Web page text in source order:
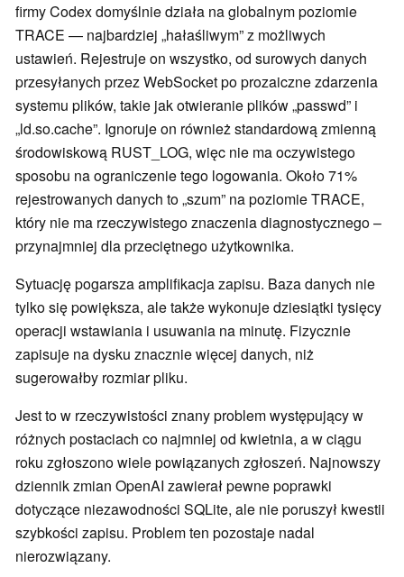
firmy Codex domyślnie działa na globalnym poziomie
TRACE — najbardziej „hałaśliwym” z możliwych
ustawień. Rejestruje on wszystko, od surowych danych
przesyłanych przez WebSocket po prozaiczne zdarzenia
systemu plików, takie jak otwieranie plików „passwd” i
„ld.so.cache”. Ignoruje on również standardową zmienną
środowiskową RUST_LOG, więc nie ma oczywistego
sposobu na ograniczenie tego logowania. Około 71%
rejestrowanych danych to „szum” na poziomie TRACE,
który nie ma rzeczywistego znaczenia diagnostycznego –
przynajmniej dla przeciętnego użytkownika.
Sytuację pogarsza amplifikacja zapisu. Baza danych nie
tylko się powiększa, ale także wykonuje dziesiątki tysięcy
operacji wstawiania i usuwania na minutę. Fizycznie
zapisuje na dysku znacznie więcej danych, niż
sugerowałby rozmiar pliku.
Jest to w rzeczywistości znany problem występujący w
różnych postaciach co najmniej od kwietnia, a w ciągu
roku zgłoszono wiele powiązanych zgłoszeń. Najnowszy
dziennik zmian OpenAI zawierał pewne poprawki
dotyczące niezawodności SQLite, ale nie poruszył kwestii
szybkości zapisu. Problem ten pozostaje nadal
nierozwiązany.